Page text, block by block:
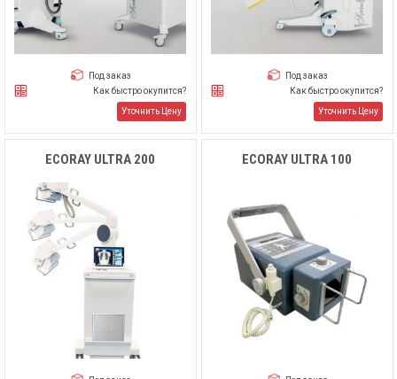
Под заказ
Как быстро окупится?
Уточнить Цену
Под заказ
Как быстро окупится?
Уточнить Цену
ECORAY ULTRA 200 ECORAY ULTRA 100